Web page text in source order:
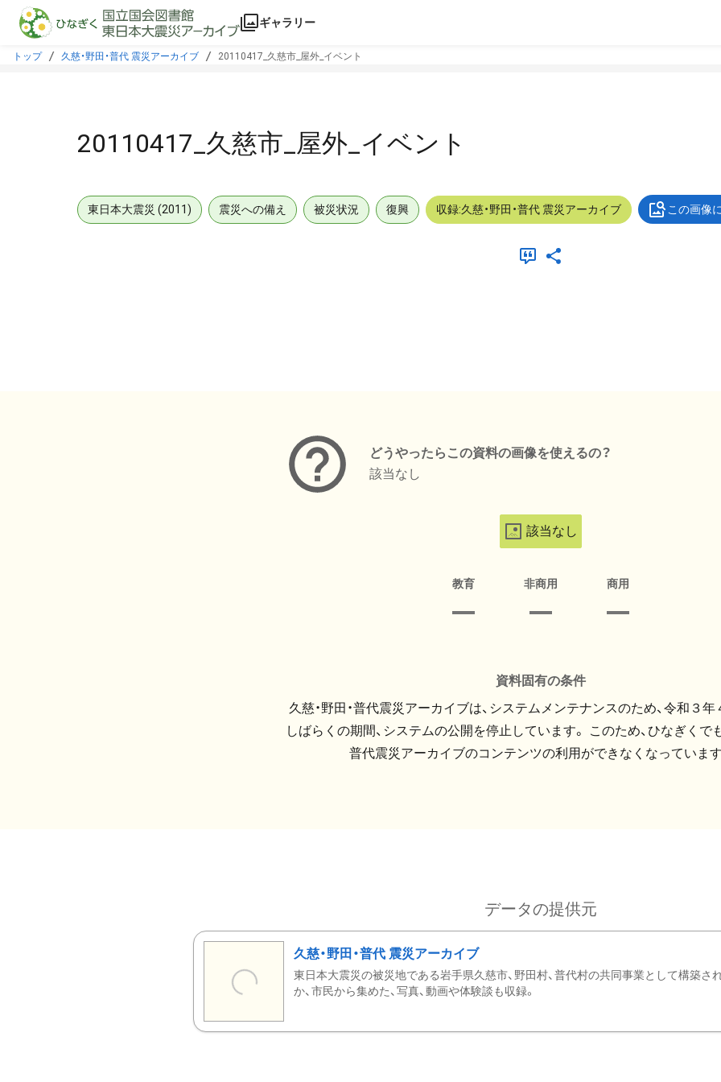
本文に飛ぶ
ギャラリー
トップ 久慈・野田・普代 震災アーカイブ 20110417_久慈市_屋外_イベント
20110417_久慈市_屋外_イベント
東日本大震災 (2011) 震災への備え 被災状況 復興 収録:久慈・野田・普代 震災アーカイブ この画像
どうやったらこの資料の画像を使えるの？
該当なし
該当なし
教育 非商用 商用
資料固有の条件
久慈・野田・普代震災アーカイブは、システムメンテナンスのため、令和３
しばらくの期間、システムの公開を停止しています。 このため、ひなぎくでも
普代震災アーカイブのコンテンツの利用ができなくなっています
データの提供元
久慈・野田・普代 震災アーカイブ
東日本大震災の被災地である岩手県久慈市、野田村、普代村の共同事業として構築さ
か、市民から集めた、写真、動画や体験談も収録。